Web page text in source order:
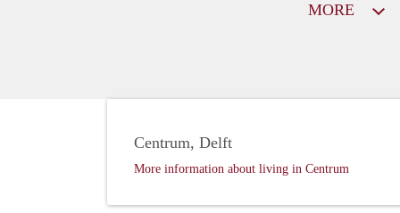
MORE
Centrum, Delft
More information about living in Centrum